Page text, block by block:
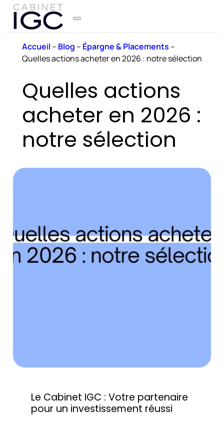
Accueil – Blog – Épargne & Placements –
Quelles actions acheter en 2026 : notre sélection
Quelles actions
acheter en 2026 :
notre sélection
Le Cabinet IGC : Votre partenaire
pour un investissement réussi